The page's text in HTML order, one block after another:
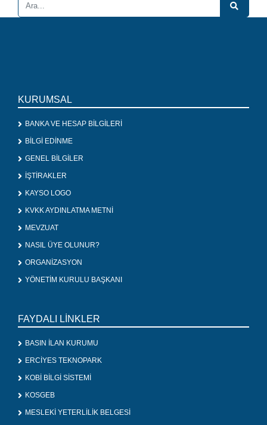
KURUMSAL
BANKA VE HESAP BİLGİLERİ
BİLGİ EDİNME
GENEL BİLGİLER
İŞTİRAKLER
KAYSO LOGO
KVKK AYDINLATMA METNİ
MEVZUAT
NASIL ÜYE OLUNUR?
ORGANİZASYON
YÖNETİM KURULU BAŞKANI
FAYDALI LİNKLER
BASIN İLAN KURUMU
ERCİYES TEKNOPARK
KOBİ BİLGİ SİSTEMİ
KOSGEB
MESLEKİ YETERLİLİK BELGESİ